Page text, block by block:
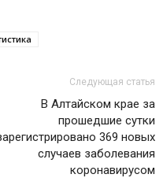
Следующая статья
В Алтайском крае за
прошедшие сутки
369 новых
случаев заболевания
коронавирусом